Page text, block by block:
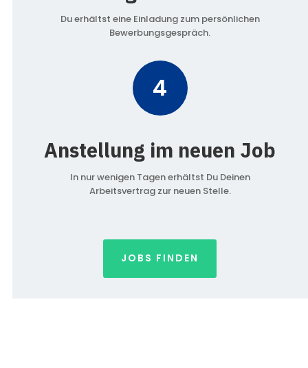
Du erhältst eine Einladung zum persönlichen
Bewerbungsgespräch.
4
Anstellung im neuen Job
In nur wenigen Tagen erhältst Du Deinen
Arbeitsvertrag zur neuen Stelle.
JOBS FINDEN